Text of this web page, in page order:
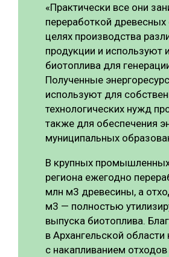
«Практически все они
переработкой древесных
целях производства
продукции и используют
биотоплива для
Полученные
используют для
технологических нужд
также для обеспечения
муниципальных
В крупных
региона ежегодно
млн м3 древесины, а
м3 — полностью
выпуска биотоплива.
в Архангельской
с накапливанием отходов